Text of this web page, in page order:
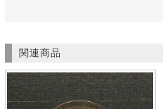
関連商品